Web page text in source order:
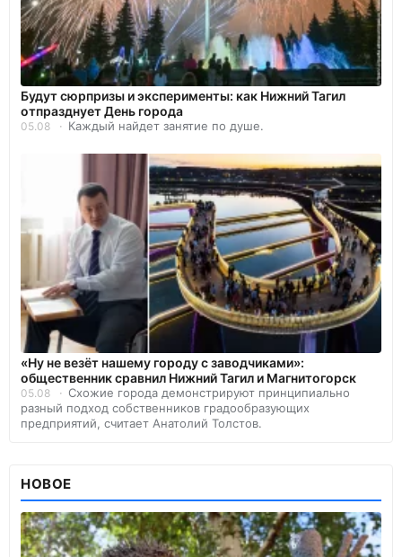
Будут сюрпризы и эксперименты: как Нижний Тагил
отпразднует День города
05.08 Каждый найдет занятие по душе.
«Ну не везёт нашему городу с заводчиками»:
общественник сравнил Нижний Тагил и Магнитогорск
05.08
Схожие города демонстрируют принципиально
разный подход собственников градообразующих
предприятий, считает Анатолий Толстов.
НОВОЕ